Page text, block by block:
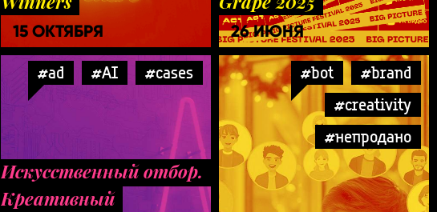
15 ОКТЯБРЯ 26 ИЮНЯ
#ad #AI #cases
Искусственный отбор.
Креативный
#bot
#brand
#creativity
#непродано